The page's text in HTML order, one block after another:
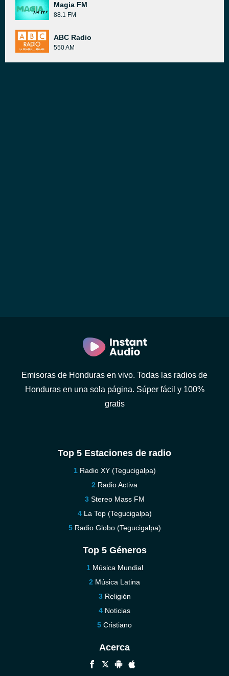
Magia FM
88.1 FM
ABC Radio
550 AM
Emisoras de Honduras en vivo. Todas las radios de
Honduras en una sola página. Súper fácil y 100%
gratis
Top 5 Estaciones de radio
Radio XY (Tegucigalpa)
Radio Activa
Stereo Mass FM
La Top (Tegucigalpa)
Radio Globo (Tegucigalpa)
Top 5 Géneros
Música Mundial
Música Latina
Religión
Noticias
Cristiano
Acerca